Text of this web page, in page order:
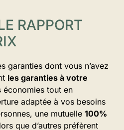
RAPPORT
garanties dont vous n’avez
les garanties à votre
économies tout en
adaptée à vos besoins
une mutuelle 100%
que d’autres préfèrent